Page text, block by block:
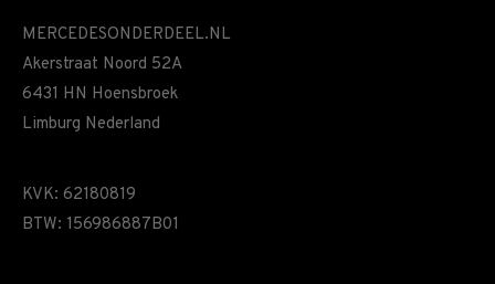
MERCEDESONDERDEEL.NL
Akerstraat Noord 52A
6431 HN Hoensbroek
Limburg Nederland
KVK: 62180819
BTW: 156986887B01